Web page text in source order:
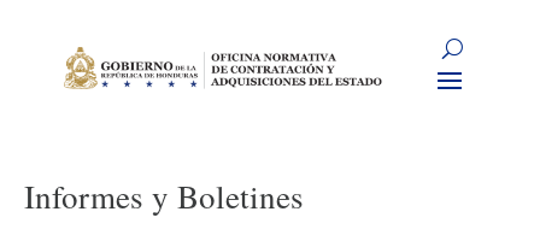
Informes y Boletines